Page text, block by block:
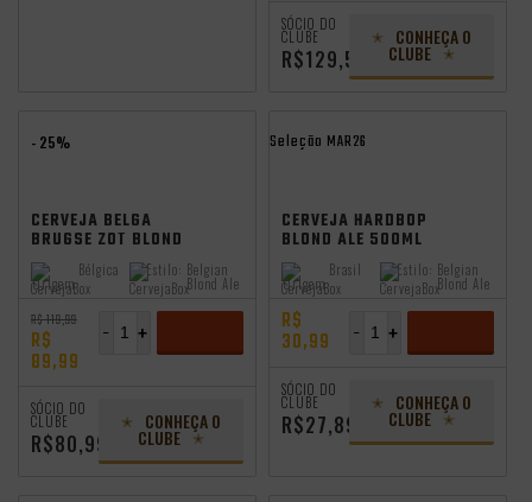
SÓCIO DO
CLUBE
R$129,59
CONHEÇA O
CLUBE
- 25%
CERVEJA BELGA
BRUGSE ZOT BLOND
750ML
Origem:
Bélgica Estilo: Belgian
Blond Ale
R$ 119,99
R$
89,99
+
-
SÓCIO DO
CLUBE
R$80,99
CONHEÇA O
CLUBE
Seleção MAR26
CERVEJA HARDBOP
BLOND ALE 500ML
Origem:
Brasil Estilo: Belgian
Blond Ale
R$
30,99 +
-
SÓCIO DO
CLUBE
R$27,89
CONHEÇA O
CLUBE